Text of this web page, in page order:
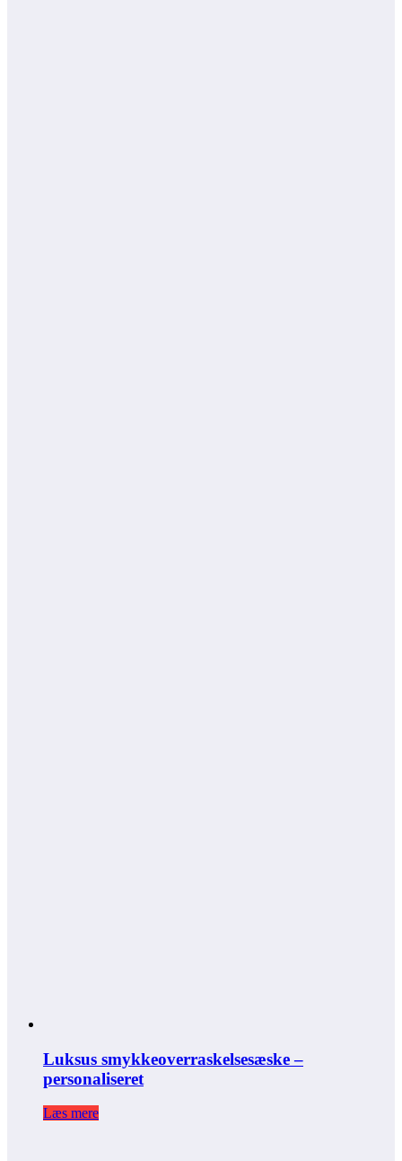
Luksus smykkeoverraskelsesæske –
personaliseret
Læs mere